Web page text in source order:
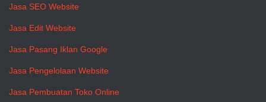
Jasa SEO Website
Jasa Edit Website
Jasa Pasang Iklan Google
Jasa Pengelolaan Website
Jasa Pembuatan Toko Online